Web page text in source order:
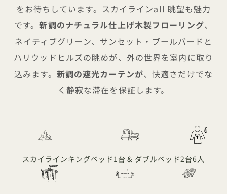
をお待ちしています。スカイラインall 眺望も魅力
です。新調のナチュラル仕上げ木製フローリング、
ネイティブグリーン、サンセット・ブールバードと
ハリウッドヒルズの眺めが、外の世界を室内に取り
込みます。 新調の遮光カーテンが、快適さだけでな
く静寂な滞在を保証します。
スカイラインキングベッド1台 & ダブルベッド2台6人